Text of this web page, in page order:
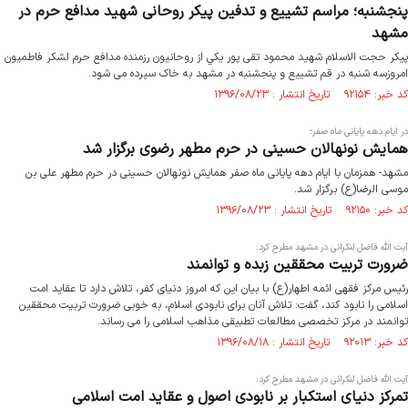
پنجشنبه؛ مراسم تشییع و تدفین پیکر روحانی شهید مدافع حرم در
مشهد
پیکر حجت الاسلام شهید محمود تقی پور يكي از روحانيون رزمنده مدافع حرم لشکر فاطميون
امروزسه شنبه در قم تشییع و پنجشنبه در مشهد به خاک سپرده می شود.
کد خبر: ۹۲۱۵۴ تاریخ انتشار : ۱۳۹۶/۰۸/۲۳
در ایام دهه پایانی ماه صفر؛
همایش نونهالان حسینی در حرم مطهر رضوی برگزار شد
مشهد- همزمان با ایام دهه پایانی ماه صفر همایش نونهالان حسینی در حرم مطهر علی بن
موسی الرضا(ع) برگزار شد.
کد خبر: ۹۲۱۵۰ تاریخ انتشار : ۱۳۹۶/۰۸/۲۳
آیت الله فاضل لنکرانی در مشهد مطرح کرد:
ضرورت تربیت محققین زبده و توانمند
رئیس مرکز فقهی ائمه اطهار(ع) با بیان این که امروز دنیای کفر، تلاش دارد تا عقاید امت
اسلامی را نابود کند، گفت: تلاش آنان برای نابودی اسلام، به خوبی ضرورت تربیت محققین
توانمند در مرکز تخصصی مطالعات تطبیقی مذاهب اسلامی را می رساند.
کد خبر: ۹۲۰۱۳ تاریخ انتشار : ۱۳۹۶/۰۸/۱۸
آیت الله فاضل لنکرانی در مشهد مطرح کرد:
تمرکز دنیای استکبار بر نابودی اصول و عقاید امت اسلامی